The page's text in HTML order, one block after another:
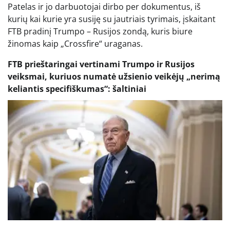
Patelas ir jo darbuotojai dirbo per dokumentus, iš
kurių kai kurie yra susiję su jautriais tyrimais, įskaitant
FTB pradinį Trumpo – Rusijos zondą, kuris biure
žinomas kaip „Crossfire“ uraganas.
FTB prieštaringai vertinami Trumpo ir Rusijos
veiksmai, kuriuos numatė užsienio veikėjų „nerimą
keliantis specifiškumas“: šaltiniai